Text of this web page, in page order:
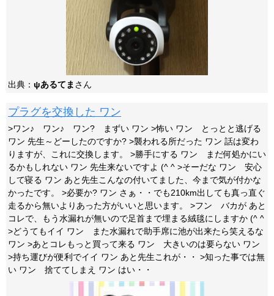
出典： ψあるてま さん
プラグを交換した ワン
>ワン♪ ワン♪ ワン? まずい ワン >怖い ワン とっとと逃げる
ワン 先生～どーしたのですか? >襲われる所だった ワン 話は変わ
りますが、これに交換します。 >勝手にする ワン まだ何処かにい
るかもしれない ワン 先生来ないですよ (^ ^ >そーだな ワン 安心
して寝る ワン あと先生こんなの付いてました、今まで気が付かな
かったです。 >必要か? ワン さぁ・・でも210km出しても真っ直ぐ
走るから無いよりあった方がいいと思います。 >フン バカが あと
コレで、もう水漏れが無いので足首まで埋まる絨毯にしますか (^ ^
>どうてもイイ ワン また水漏れで助手席に池が出来たら笑えるな
ワン >あとコレもっと買って来る ワン 大きいのは要らない ワン
>持ち運びが便利でイイ ワン あと先生これが・・ >知った事では無
い ワン 捨ててしまえ ワン はい・・